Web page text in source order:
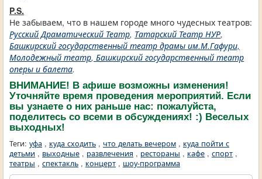
P.S.
Не забываем, что в нашем городе много чудесных театров:
Русский Драматический Театр, Татарский Театр НУР,
Башкирский государственный театр драмы им.М.Гафури,
Молодежный театр, Башкирский государственный театр
оперы и балета.
ВНИМАНИЕ! В афише возможны изменения!
Уточняйте время проведения мероприятий. Если
вы узнаете о них раньше нас: пожалуйста,
поделитесь со всеми в обсуждениях! :) Веселых
выходных!
Теги: уфа , куда сходить , что делать вечером , куда пойти с
детьми , выходные , развлечения , рестораны , кафе , спорт ,
театры , спектакль , концерт , шоу-программа